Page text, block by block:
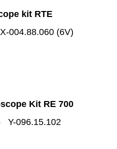
kit RTE
004.88.060 (6V)
Kit RE 700
Y-096.15.102